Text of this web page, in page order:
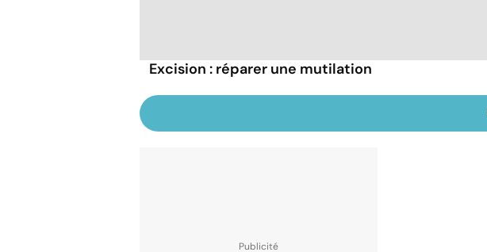
Excision : réparer une mutilation